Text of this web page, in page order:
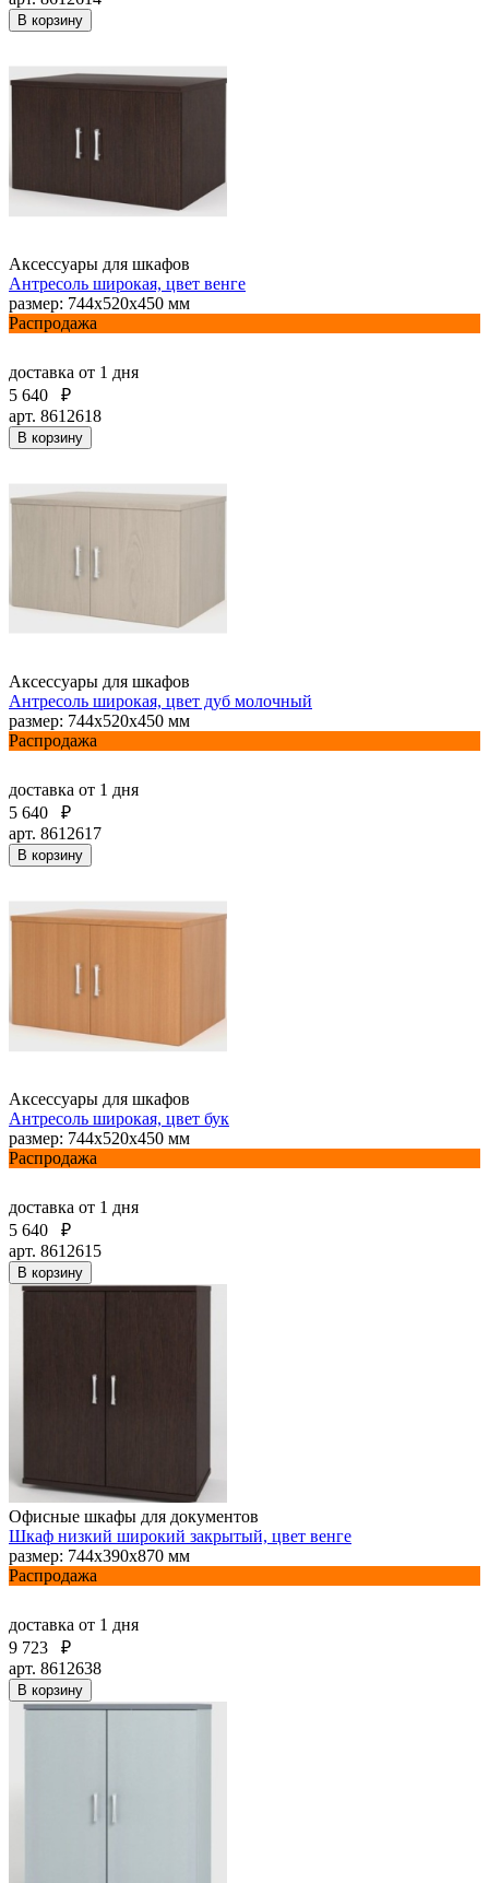
В корзину
Аксессуары для шкафов
Антресоль широкая, цвет венге
размер: 744х520х450 мм
Распродажа
доставка от 1 дня
5 640
₽
арт. 8612618
В корзину
Аксессуары для шкафов
Антресоль широкая, цвет дуб молочный
размер: 744х520х450 мм
Распродажа
доставка от 1 дня
5 640
₽
арт. 8612617
В корзину
Аксессуары для шкафов
Антресоль широкая, цвет бук
размер: 744х520х450 мм
Распродажа
доставка от 1 дня
5 640
₽
арт. 8612615
В корзину
Офисные шкафы для документов
Шкаф низкий широкий закрытый, цвет венге
размер: 744х390х870 мм
Распродажа
доставка от 1 дня
9 723
₽
арт. 8612638
В корзину